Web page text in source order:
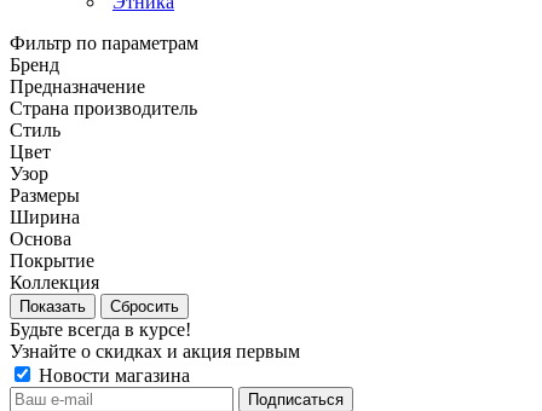
Фильтр по параметрам
Бренд
Предназначение
Страна производитель
Стиль
Цвет
Узор
Размеры
Ширина
Основа
Покрытие
Коллекция
Сбросить
Будьте всегда в курсе!
Узнайте о скидках и акция первым
Новости магазина